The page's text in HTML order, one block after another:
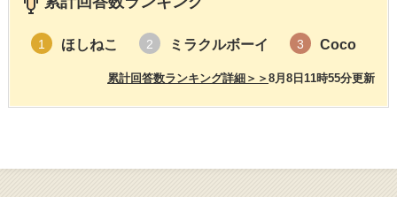
1 ほしねこ 2 ミラクルボーイ 3 Coco
8月8日11時55分更新
累計回答数ランキング詳細＞＞